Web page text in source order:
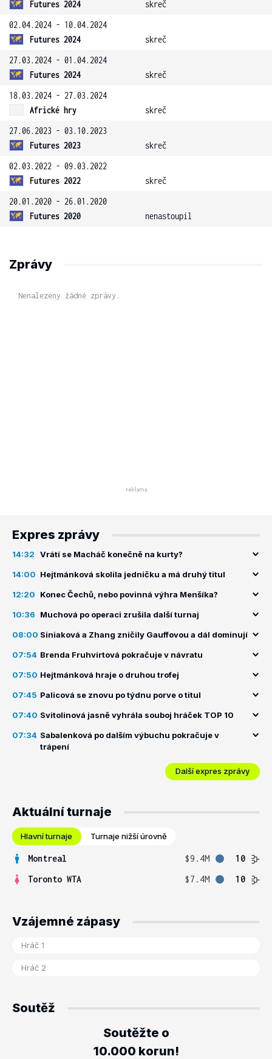
Futures 2024
skreč
02.04.2024 - 10.04.2024
Futures 2024
skreč
27.03.2024 - 01.04.2024
Futures 2024
skreč
18.03.2024 - 27.03.2024
Africké hry
skreč
27.06.2023 - 03.10.2023
Futures 2023
skreč
02.03.2022 - 09.03.2022
Futures 2022
skreč
20.01.2020 - 26.01.2020
Futures 2020
nenastoupil
Zprávy
Nenalezeny žádné zprávy.
Expres zprávy
14:32 Vrátí se Macháč konečně na kurty?
14:00 Hejtmánková skolila jedničku a má druhý titul
12:20 Konec Čechů, nebo povinná výhra Menšíka?
10:36 Muchová po operaci zrušila další turnaj
08:00 Siniaková a Zhang zničily Gauffovou a dál dominují
07:54 Brenda Fruhvirtová pokračuje v návratu
07:50 Hejtmánková hraje o druhou trofej
07:45 Palicová se znovu po týdnu porve o titul
07:40 Svitolinová jasně vyhrála souboj hráček TOP 10
07:34 Sabalenková po dalším výbuchu pokračuje v
trápení
Další expres zprávy
Aktuální turnaje
Hlavní turnaje Turnaje nižší úrovně
Montreal $9.4M
10
Toronto WTA
$7.4M 10
Vzájemné zápasy
Soutěž
Soutěžte o
10.000 korun!